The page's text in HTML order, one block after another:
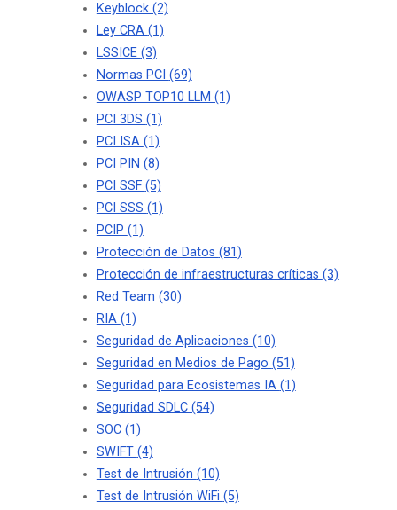
Keyblock (2)
Ley CRA (1)
LSSICE (3)
Normas PCI (69)
OWASP TOP10 LLM (1)
PCI 3DS (1)
PCI ISA (1)
PCI PIN (8)
PCI SSF (5)
PCI SSS (1)
PCIP (1)
Protección de Datos (81)
Protección de infraestructuras críticas (3)
Red Team (30)
RIA (1)
Seguridad de Aplicaciones (10)
Seguridad en Medios de Pago (51)
Seguridad para Ecosistemas IA (1)
Seguridad SDLC (54)
SOC (1)
SWIFT (4)
Test de Intrusión (10)
Test de Intrusión WiFi (5)